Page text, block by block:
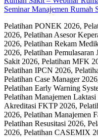
Seminar Manajemen Rumah
Pelatihan PONEK 2026,
2026, Pelatihan Asesor
2026, Pelatihan Rekam
2026, Pelatihan
Sakit 2026, Pelatihan MFK
Pelatihan IPCN 2026,
Pelatihan Case Manager
Pelatihan Early Warning
Pelatihan Manajemen
Akreditasi FKTP 2026,
2026, Pelatihan Manajemen
Pelatihan Resusitasi 2026,
2026, Pelatihan CASEMIX